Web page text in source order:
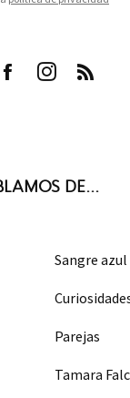
DE...
Sangre azul
Parejas
Tamara